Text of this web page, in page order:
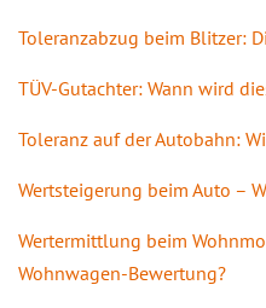
Toleranzabzug beim Blitzer:
TÜV-Gutachter: Wann wird
Toleranz auf der Autobahn:
Wertsteigerung beim Auto –
Wertermittlung beim
Wohnwagen-Bewertung?